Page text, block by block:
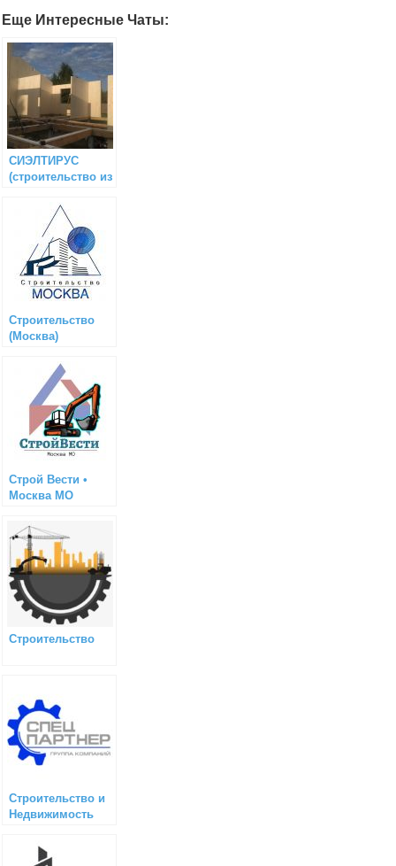
Еще Интересные Чаты:
СИЭЛТИРУС
(строительство из
Строительство
(Москва)
Строй Вести •
Москва МО
Строительство
Строительство и
Недвижимость